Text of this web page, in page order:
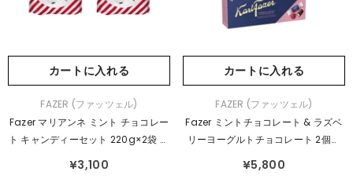
カートに入れる
売
元：
FAZER (ファッツェル)
Fazer マリアンネ ミント チョコレー
ト キャンディーセット 220g×2袋 セ
¥3,100
カートに入れる
売
元：
FAZER (ファッツェル)
Fazer ミントチョコレート & ラズベ
リーヨーグルトチョコレート 2個セ
¥5,800